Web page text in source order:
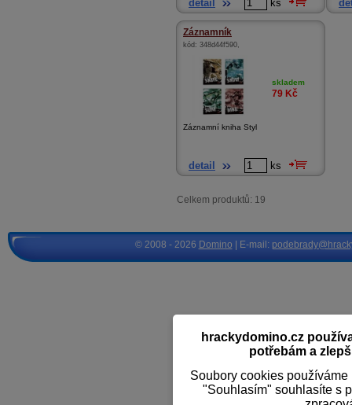
detail ks
Záznamník
kód: 348d44f590,
skladem
79 Kč
Záznamní kniha Styl
detail ks
Celkem produktů: 19
hrackydomino.cz
potřebám a
Soubory cookies
"Souhlasím" souhlasíte s
© 2008 - 2026 Domino | E-mail: